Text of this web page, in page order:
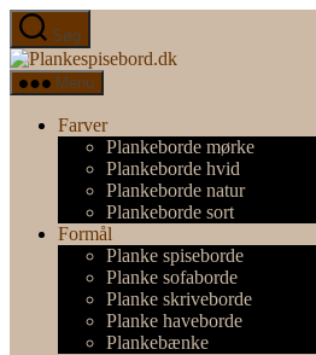
Spring
til
indholdet
Søg
Plankespisebord.dk
Menu
Farver
Plankeborde mørke
Plankeborde hvid
Plankeborde natur
Plankeborde sort
Formål
Planke spiseborde
Planke sofaborde
Planke skriveborde
Planke haveborde
Plankebænke